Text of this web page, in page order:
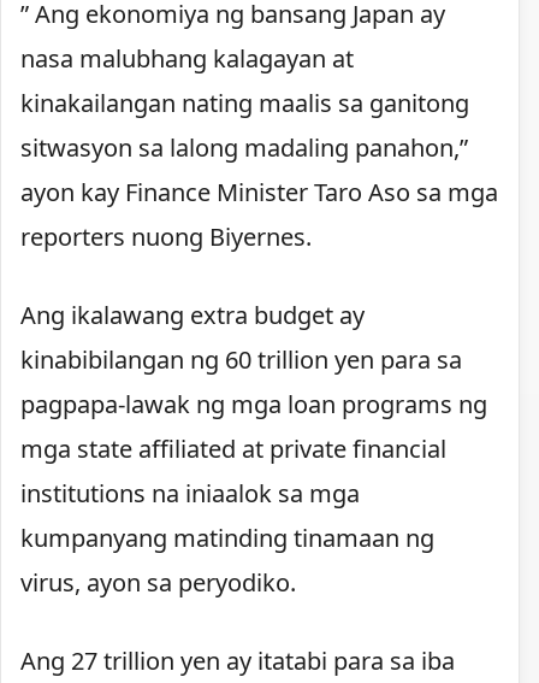
” Ang ekonomiya ng bansang Japan ay
nasa malubhang kalagayan at
kinakailangan nating maalis sa ganitong
sitwasyon sa lalong madaling panahon,”
ayon kay Finance Minister Taro Aso sa mga
reporters nuong Biyernes.
Ang ikalawang extra budget ay
kinabibilangan ng 60 trillion yen para sa
pagpapa-lawak ng mga loan programs ng
mga state affiliated at private financial
institutions na iniaalok sa mga
kumpanyang matinding tinamaan ng
virus, ayon sa peryodiko.
Ang 27 trillion yen ay itatabi para sa iba